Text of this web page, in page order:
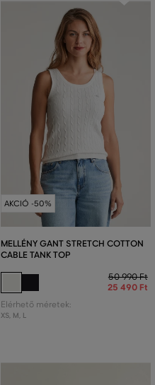
AKCIÓ -50%
MELLÉNY GANT STRETCH COTTON
CABLE TANK TOP
50 990 Ft
25 490 Ft
Elérhető méretek:
XS, M, L